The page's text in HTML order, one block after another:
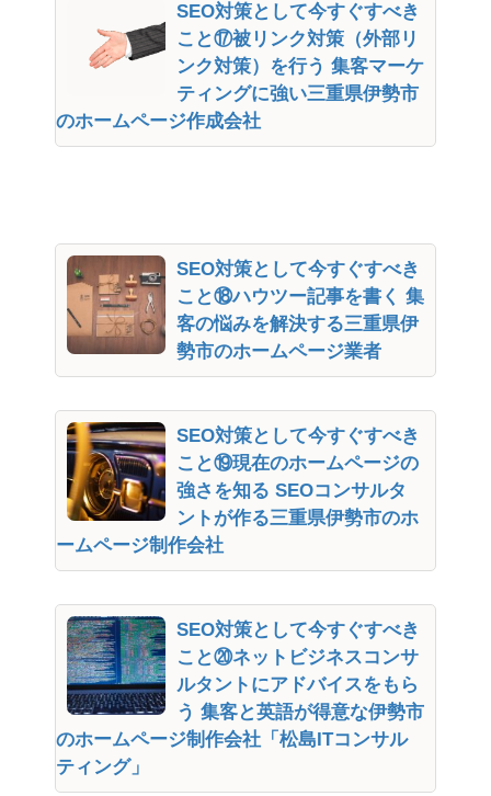
SEO対策として今すぐすべき
こと⑰被リンク対策（外部リ
ンク対策）を行う 集客マーケ
ティングに強い三重県伊勢市
のホームページ作成会社
SEO対策として今すぐすべき
こと⑱ハウツー記事を書く 集
客の悩みを解決する三重県伊
勢市のホームページ業者
SEO対策として今すぐすべき
こと⑲現在のホームページの
強さを知る SEOコンサルタ
ントが作る三重県伊勢市のホ
ームページ制作会社
SEO対策として今すぐすべき
こと⑳ネットビジネスコンサ
ルタントにアドバイスをもら
う 集客と英語が得意な伊勢市
のホームページ制作会社「松島ITコンサル
ティング」